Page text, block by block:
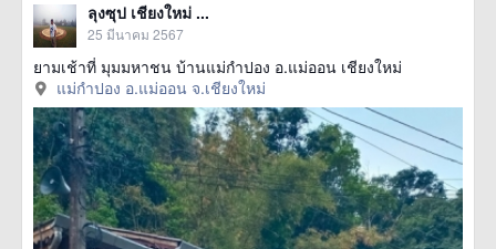
ลุงซุป เชียงใหม่ ...
25 มีนาคม 2567
ยามเช้าที่ มุมมหาชน บ้านแม่กำปอง อ.แม่ออน เชียงใหม่
แม่กำปอง อ.แม่ออน จ.เชียงใหม่